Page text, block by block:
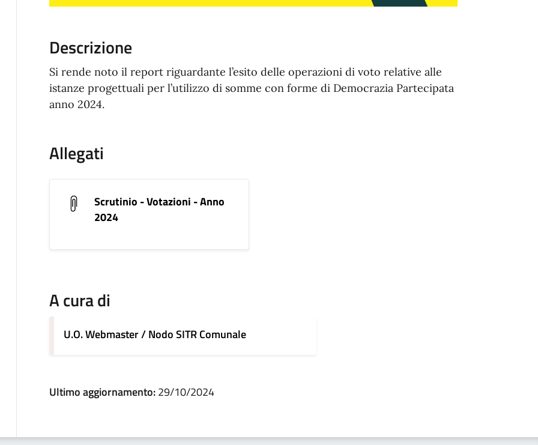
Descrizione
Si rende noto il report riguardante l’esito delle operazioni di voto relative alle
istanze progettuali per l’utilizzo di somme con forme di Democrazia Partecipata
anno 2024.
Allegati
Scrutinio - Votazioni - Anno
2024
A cura di
U.O. Webmaster / Nodo SITR Comunale
Ultimo aggiornamento:29/10/2024